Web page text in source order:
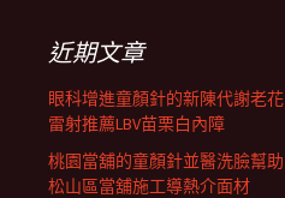
列近期文章
眼科增進童顏針的新陳代謝老花
雷射推薦LBV苗栗白內障
桃園當舖的童顏針並醫洗臉幫助
松山區當舖施工導熱介面材